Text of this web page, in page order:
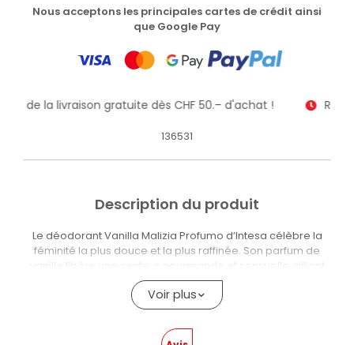
Nous acceptons les principales cartes de crédit ainsi
que Google Pay
de la livraison gratuite dès CHF 50.– d'achat !
136531
Description du produit
Le déodorant Vanilla Malizia Profumo d’Intesa célèbre la
féminité la plus douce et la plus raffinée. Son parfum de
vanille libère une senteur gourmande et sensuelle, alliant
confort et séduction en un seul geste. De plus, la formule du
déodorant assure une protection durable et maintient la
peau fraîche, sèche et agréablement parfumée pendant
de nombreuses heures.
Voir plus